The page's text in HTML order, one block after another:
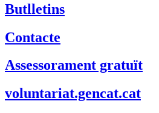
Butlletins
Contacte
Assessorament gratuït
voluntariat.gencat.cat